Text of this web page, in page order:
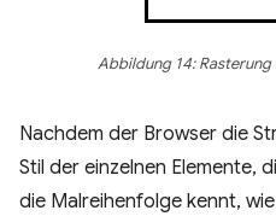
Abbildung 14:
Nachdem der Browser die
Stil der einzelnen Elemente,
die Malreihenfolge kennt,